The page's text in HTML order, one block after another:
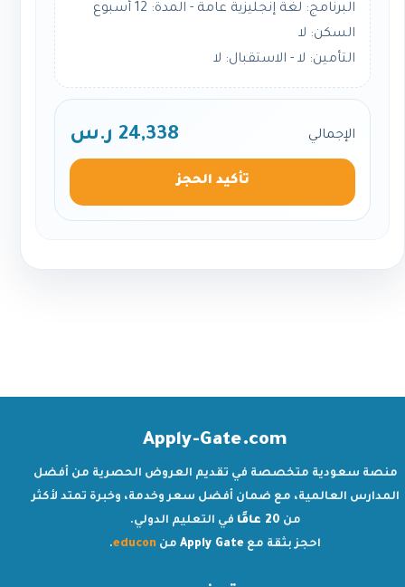
البرنامج: لغة إنجليزية عامة - المدة: 12 أسبوع
السكن: لا
التأمين: لا - الاستقبال: لا
الإجمالي 24,338 ر.س
تأكيد الحجز
Apply-Gate.com
منصة سعودية متخصصة في تقديم العروض الحصرية من أفضل
المدارس العالمية، مع ضمان أفضل سعر وخدمة، وخبرة تمتد لأكثر
من 20 عامًا
في التعليم الدولي.
احجز بثقة مع Apply Gate من educon
.